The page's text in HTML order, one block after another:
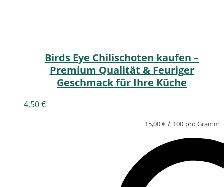
Birds Eye Chilischoten kaufen –
Premium Qualität & Feuriger
Geschmack für Ihre Küche
4,50€
15,00€ / 100 pro Gramm